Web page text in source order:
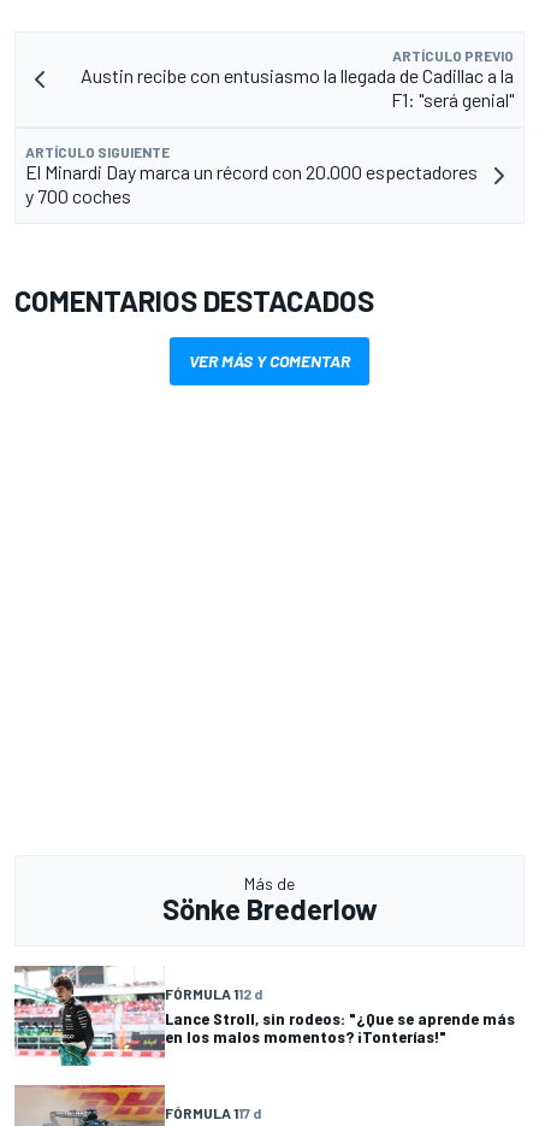
ARTÍCULO PREVIO
Austin recibe con entusiasmo la llegada de Cadillac a la
F1: "será genial"
ARTÍCULO SIGUIENTE
El Minardi Day marca un récord con 20.000 espectadores
y 700 coches
COMENTARIOS DESTACADOS
VER MÁS Y COMENTAR
Más de
Sönke Brederlow
FÓRMULA 112 d
Lance Stroll, sin rodeos: "¿Que se aprende más
en los malos momentos? ¡Tonterías!"
FÓRMULA 117 d